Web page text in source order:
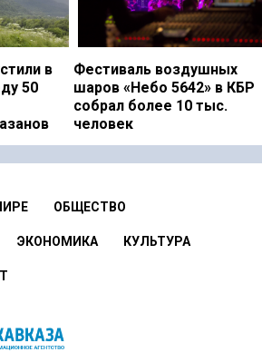
в
50
Фестиваль воздушных
шаров «Небо 5642» в КБР
собрал более 10 тыс.
человек
ОБЩЕСТВО
ЭКОНОМИКА КУЛЬТУРА